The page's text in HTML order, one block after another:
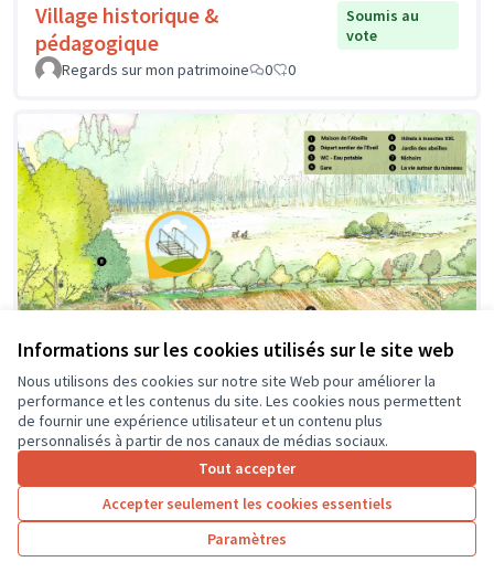
Informations sur les cookies utilisés sur le site web
Nous utilisons des cookies sur notre site Web pour améliorer la
performance et les contenus du site. Les cookies nous permettent
de fournir une expérience utilisateur et un contenu plus
personnalisés à partir de nos canaux de médias sociaux.
Tout accepter
Accepter seulement les cookies essentiels
Paramètres
Village historique &
pédagogique
Soumis au
vote
Regards sur mon patrimoine
0 0
Création d'une passerelle
Pageard
0 4